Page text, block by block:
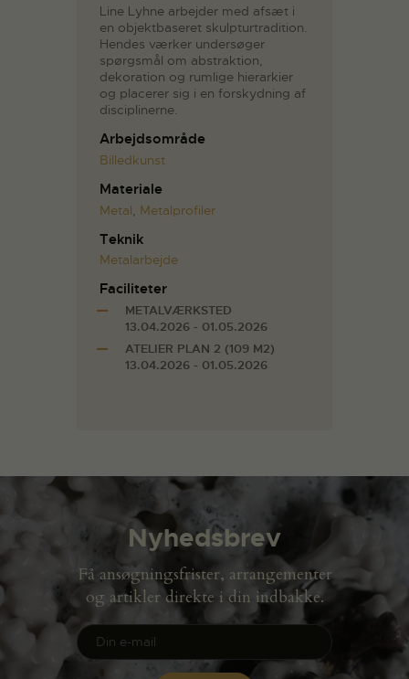
Line Lyhne arbejder med afsæt i
en objektbaseret skulpturtradition.
Hendes værker undersøger
spørgsmål om abstraktion,
dekoration og rumlige hierarkier
og placerer sig i en forskydning af
disciplinerne.
Arbejdsområde
Billedkunst
Materiale
Metal Metalprofiler
Teknik
Metalarbejde
Faciliteter
METALVÆRKSTED
13.04.2026 - 01.05.2026
ATELIER PLAN 2 (109 M2)
13.04.2026 - 01.05.2026
Nyhedsbrev
Få ansøgningsfrister, arrangementer
og artikler direkte i din indbakke.